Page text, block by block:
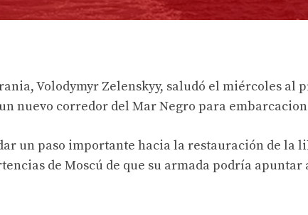
Volodymyr Zelenskyy, saludó el miércoles al
nuevo corredor del Mar Negro para
un paso importante hacia la restauración de la
de Moscú de que su armada podría